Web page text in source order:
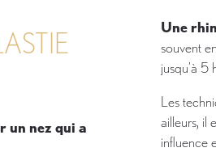
un nez qui a
Une
souvent
jusqu’à 5
Les
ailleurs, il
influence